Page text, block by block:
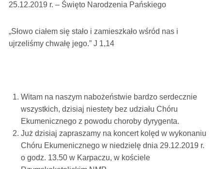
25.12.2019 r. – Święto Narodzenia Pańskiego
„Słowo ciałem się stało i zamieszkało wśród nas i
ujrzeliśmy chwałę jego.” J 1,14
Witam na naszym nabożeństwie bardzo serdecznie
wszystkich, dzisiaj niestety bez udziału Chóru
Ekumenicznego z powodu choroby dyrygenta.
Już dzisiaj zapraszamy na koncert kolęd w wykonaniu
Chóru Ekumenicznego w niedzielę dnia 29.12.2019 r.
o godz. 13.50 w Karpaczu, w kościele